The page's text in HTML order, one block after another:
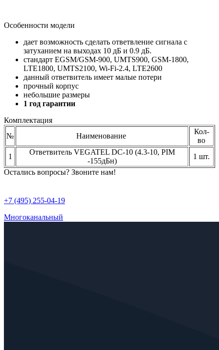
Особенности модели
дает возможность сделать ответвление сигнала с
затуханием на выходах 10 дБ и 0.9 дБ.
стандарт EGSM/GSM-900, UMTS900, GSM-1800,
LTE1800, UMTS2100, Wi-Fi-2.4, LTE2600
данный ответвитель имеет малые потери
прочный корпус
небольшие размеры
1 год гарантии
Комплектация
№
Наименование
Кол-
во
1
Ответвитель VEGATEL DC-10 (4.3-10, PIM
-155дБн)
1 шт.
Остались вопросы? Звоните нам!
+7 (495) 255-04-19
Многоканальный